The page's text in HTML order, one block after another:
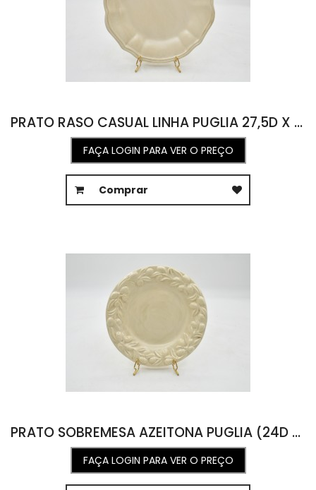
PRATO RASO CASUAL LINHA PUGLIA 27,5D X 2A
FAÇA LOGIN PARA VER O PREÇO
Comprar
PRATO SOBREMESA AZEITONA PUGLIA (24D X 2A)
FAÇA LOGIN PARA VER O PREÇO